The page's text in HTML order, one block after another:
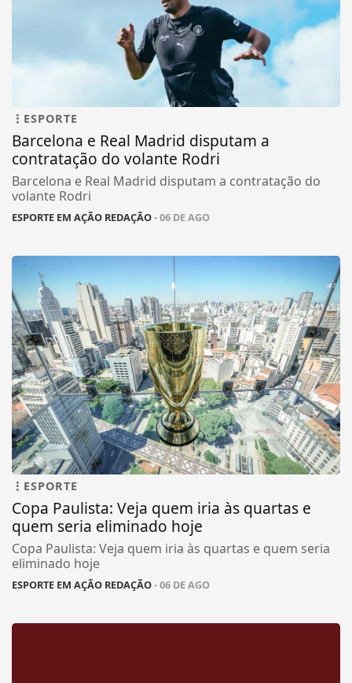
ESPORTE
Barcelona e Real Madrid disputam a
contratação do volante Rodri
Barcelona e Real Madrid disputam a contratação do
volante Rodri
ESPORTE EM AÇÃO REDAÇÃO- 06 DE AGO
ESPORTE
Copa Paulista: Veja quem iria às quartas e
quem seria eliminado hoje
Copa Paulista: Veja quem iria às quartas e quem seria
eliminado hoje
ESPORTE EM AÇÃO REDAÇÃO- 06 DE AGO